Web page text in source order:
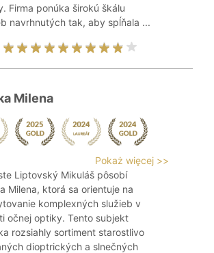
Firma ponúka širokú škálu
navrhnutých tak, aby spĺňala ...
Milena
Pokaż więcej >>
Liptovský Mikuláš pôsobí
Milena, ktorá sa orientuje na
komplexných služieb v
očnej optiky. Tento subjekt
rozsiahly sortiment starostlivo
dioptrických a slnečných